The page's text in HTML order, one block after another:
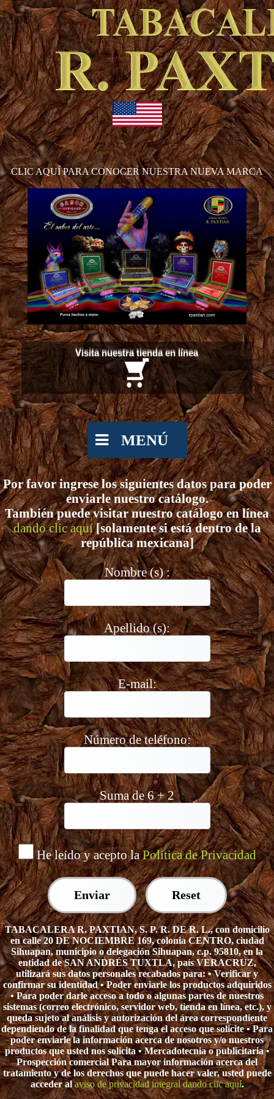
CLIC AQUÍ PARA CONOCER NUESTRA NUEVA MARCA
Visita nuestra tienda en línea
MENÚ
Por favor ingrese los siguientes datos para poder
enviarle nuestro catálogo.
También puede visitar nuestro catálogo en línea
dando clic aquí[solamente si está dentro de la
república mexicana]
Nombre (s) :
Apellido (s):
E-mail:
Número de teléfono:
Suma de 6 + 2
He leído y acepto laPolítica de Privacidad
TABACALERA R. PAXTIAN, S. P. R. DE R. L., con domicilio
en calle 20 DE NOCIEMBRE 169, colonia CENTRO, ciudad
Sihuapan, municipio o delegación Sihuapan, c.p. 95810, en la
entidad de SAN ANDRÉS TUXTLA, país VERACRUZ,
utilizará sus datos personales recabados para: • Verificar y
confirmar su identidad • Poder enviarle los productos adquiridos
• Para poder darle acceso a todo o algunas partes de nuestros
sistemas (correo electrónico, servidor web, tienda en línea, etc.), y
queda sujeto al análisis y autorización del área correspondiente
dependiendo de la finalidad que tenga el acceso que solicite • Para
poder enviarle la información acerca de nosotros y/o nuestros
productos que usted nos solicita • Mercadotecnia o publicitaria •
Prospección comercial Para mayor información acerca del
tratamiento y de los derechos que puede hacer valer, usted puede
acceder alaviso de privacidad integral dando clic aquí.